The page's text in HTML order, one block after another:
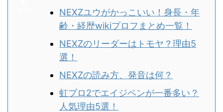
NEXZユウがかっこいい！身長・年
齢・経歴wikiプロフまとめ一覧！
NEXZのリーダーはトモヤ？理由5
選！
NEXZの読み方、発音は何？
虹プロ2でエイジペンが一番多い？
人気理由5選！